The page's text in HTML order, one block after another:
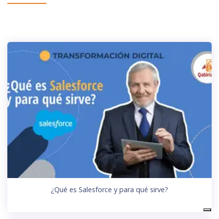
¿Qué es Salesforce y para qué sirve?